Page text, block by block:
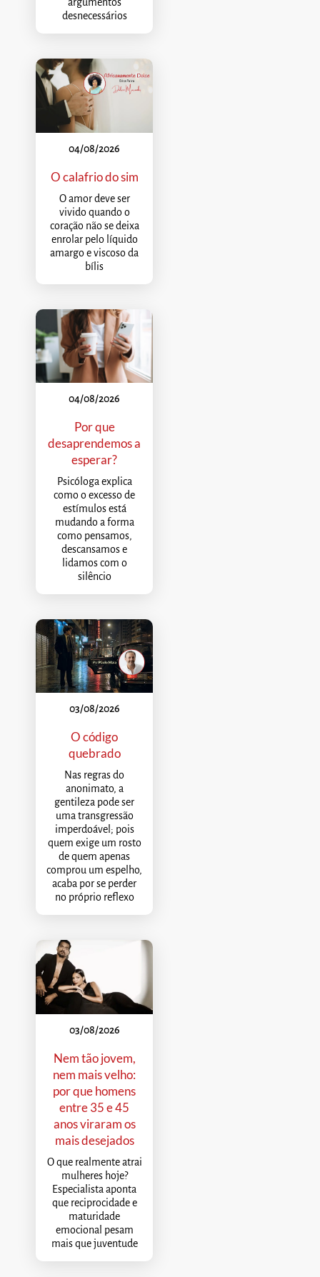
argumentos
desnecessários
04/08/2026
O calafrio do sim
O amor deve ser
vivido quando o
coração não se deixa
enrolar pelo líquido
amargo e viscoso da
bílis
04/08/2026
Por que
desaprendemos a
esperar?
Psicóloga explica
como o excesso de
estímulos está
mudando a forma
como pensamos,
descansamos e
lidamos com o
silêncio
03/08/2026
O código
quebrado
Nas regras do
anonimato, a
gentileza pode ser
uma transgressão
imperdoável; pois
quem exige um rosto
de quem apenas
comprou um espelho,
acaba por se perder
no próprio reflexo
03/08/2026
Nem tão jovem,
nem mais velho:
por que homens
entre 35 e 45
anos viraram os
mais desejados
O que realmente atrai
mulheres hoje?
Especialista aponta
que reciprocidade e
maturidade
emocional pesam
mais que juventude